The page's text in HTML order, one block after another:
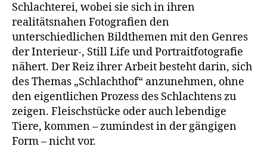
Schlachterei, wobei sie sich in ihren
realitätsnahen Fotografien den
unterschiedlichen Bildthemen mit den Genres
der Interieur-, Still Life und Portraitfotografie
nähert. Der Reiz ihrer Arbeit besteht darin, sich
des Themas „Schlachthof“ anzunehmen, ohne
den eigentlichen Prozess des Schlachtens zu
zeigen. Fleischstücke oder auch lebendige
Tiere, kommen – zumindest in der gängigen
Form – nicht vor.